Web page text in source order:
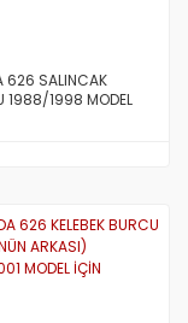
626 SALINCAK
1988/1998 MODEL